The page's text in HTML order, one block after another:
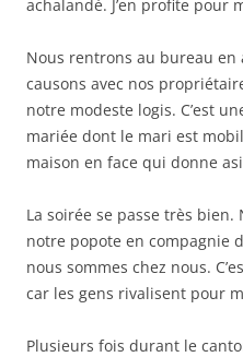
achalandé. J’en profite pour
Nous rentrons au bureau
causons avec nos
notre modeste logis. C’est
mariée dont le mari est
maison en face qui donne
La soirée se passe très
notre popote en compagnie
nous sommes chez nous.
car les gens rivalisent pour
Plusieurs fois durant le